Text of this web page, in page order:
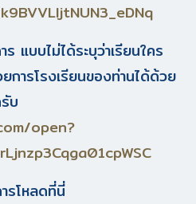
แบบไม่ได้ระบุว่าเรียนใคร
การโรงเรียนของท่านได้ด้วย
บ
open?
รโหลดที่นี่